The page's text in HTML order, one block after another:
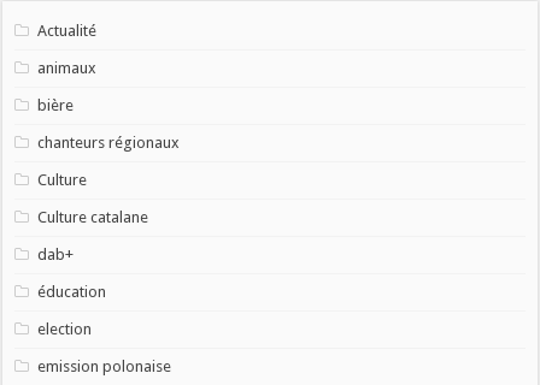
Actualité
animaux
bière
chanteurs régionaux
Culture
Culture catalane
dab+
éducation
election
emission polonaise